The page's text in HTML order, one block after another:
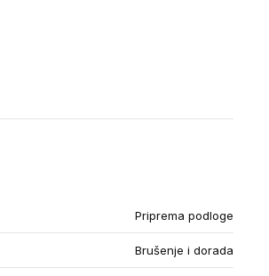
Priprema podloge
Brušenje i dorada